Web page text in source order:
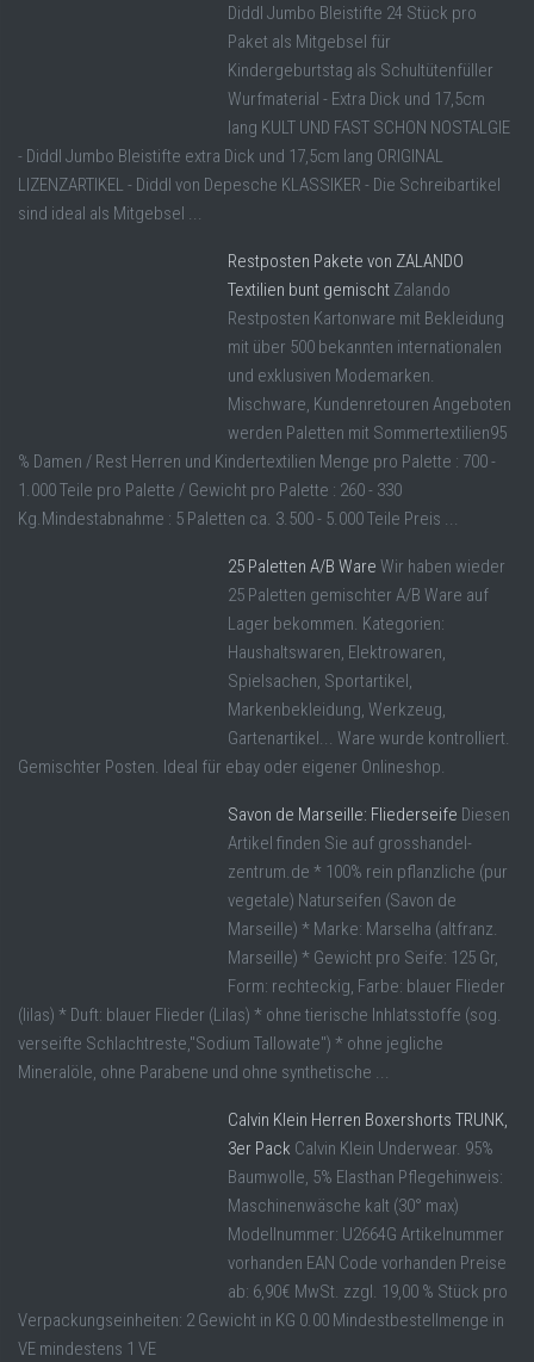
Diddl Jumbo Bleistifte 24 Stück pro
Paket als Mitgebsel für
Kindergeburtstag als Schultütenfüller
Wurfmaterial - Extra Dick und 17,5cm
lang KULT UND FAST SCHON NOSTALGIE
- Diddl Jumbo Bleistifte extra Dick und 17,5cm lang ORIGINAL
LIZENZARTIKEL - Diddl von Depesche KLASSIKER - Die Schreibartikel
sind ideal als Mitgebsel ...
Restposten Pakete von ZALANDO
Textilien bunt gemischt Zalando
Restposten Kartonware mit Bekleidung
mit über 500 bekannten internationalen
und exklusiven Modemarken.
Mischware, Kundenretouren Angeboten
werden Paletten mit Sommertextilien95
% Damen / Rest Herren und Kindertextilien Menge pro Palette : 700 -
1.000 Teile pro Palette / Gewicht pro Palette : 260 - 330
Kg.Mindestabnahme : 5 Paletten ca. 3.500 - 5.000 Teile Preis ...
25 Paletten A/B Ware Wir haben wieder
25 Paletten gemischter A/B Ware auf
Lager bekommen. Kategorien:
Haushaltswaren, Elektrowaren,
Spielsachen, Sportartikel,
Markenbekleidung, Werkzeug,
Gartenartikel... Ware wurde kontrolliert.
Gemischter Posten. Ideal für ebay oder eigener Onlineshop.
Savon de Marseille: Fliederseife Diesen
Artikel finden Sie auf grosshandel-
zentrum.de * 100% rein pflanzliche (pur
vegetale) Naturseifen (Savon de
Marseille) * Marke: Marselha (altfranz.
Marseille) * Gewicht pro Seife: 125 Gr,
Form: rechteckig, Farbe: blauer Flieder
(lilas) * Duft: blauer Flieder (Lilas) * ohne tierische Inhlatsstoffe (sog.
verseifte Schlachtreste,"Sodium Tallowate") * ohne jegliche
Mineralöle, ohne Parabene und ohne synthetische ...
Calvin Klein Herren Boxershorts TRUNK,
3er Pack Calvin Klein Underwear. 95%
Baumwolle, 5% Elasthan Pflegehinweis:
Maschinenwäsche kalt (30° max)
Modellnummer: U2664G Artikelnummer
vorhanden EAN Code vorhanden Preise
ab: 6,90€ MwSt. zzgl. 19,00 % Stück pro
Verpackungseinheiten: 2 Gewicht in KG 0.00 Mindestbestellmenge in
VE mindestens 1 VE